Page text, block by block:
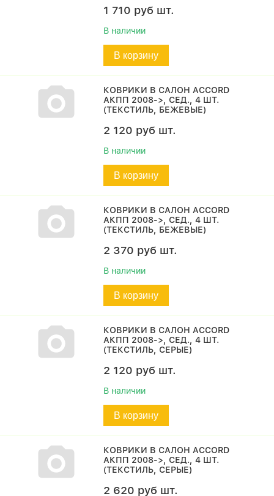
1 710 руб шт.
В наличии
В корзину
КОВРИКИ В САЛОН ACCORD
АКПП 2008->, СЕД., 4 ШТ.
(ТЕКСТИЛЬ, БЕЖЕВЫЕ)
2 120 руб шт.
В наличии
В корзину
КОВРИКИ В САЛОН ACCORD
АКПП 2008->, СЕД., 4 ШТ.
(ТЕКСТИЛЬ, БЕЖЕВЫЕ)
2 370 руб шт.
В наличии
В корзину
КОВРИКИ В САЛОН ACCORD
АКПП 2008->, СЕД., 4 ШТ.
(ТЕКСТИЛЬ, СЕРЫЕ)
2 120 руб шт.
В наличии
В корзину
КОВРИКИ В САЛОН ACCORD
АКПП 2008->, СЕД., 4 ШТ.
(ТЕКСТИЛЬ, СЕРЫЕ)
2 620 руб шт.